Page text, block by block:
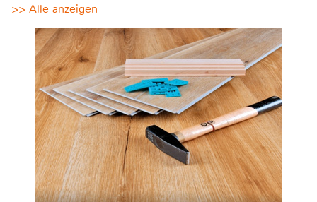
>> Alle anzeigen